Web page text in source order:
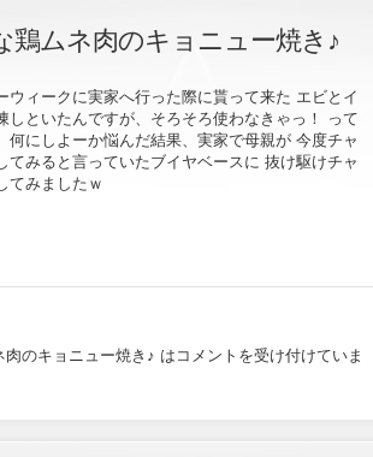
鶏ムネ肉のキョニュー焼き♪
ウィークに実家へ行った際に貰って来た エビとイ
しといたんですが、そろそろ使わなきゃっ！ って
何にしよーか悩んだ結果、実家で母親が 今度チャ
てみると言っていたブイヤベースに 抜け駆けチャ
てみましたｗ
のキョニュー焼き♪ は コメントを受け付けていま